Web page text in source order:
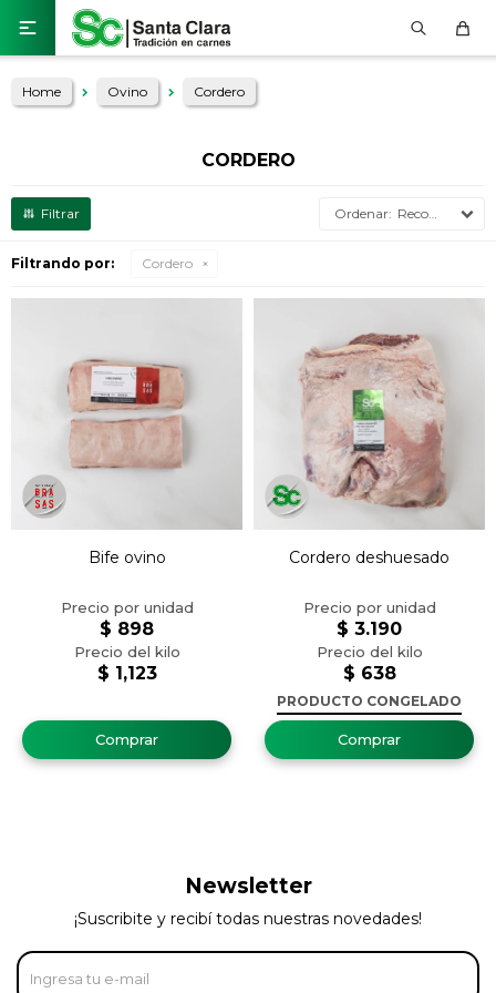

Home Ovino Cordero
CORDERO
Recomendados
Filtrando por: Cordero
Bife ovino
$ 1,123
$ 898
Cordero deshuesado
$ 638
$ 3.190
PRODUCTO CONGELADO
Newsletter
¡Suscribite y recibí todas nuestras novedades!